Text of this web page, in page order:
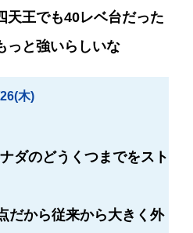
天王でも40レベ台だった
っと強いらしいな
木)
ダのどうくつまでをスト
だから従来から大きく外